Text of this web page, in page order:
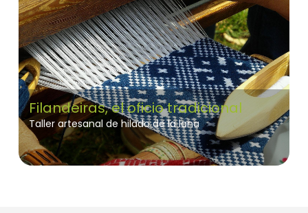
Filandeiras, el oficio tradicional
Taller artesanal de hilado de la lana